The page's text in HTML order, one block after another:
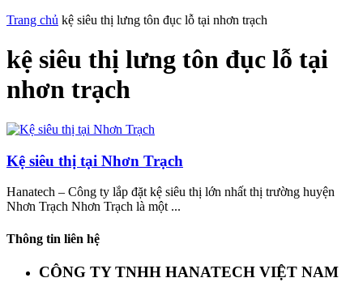
Trang chủ kệ siêu thị lưng tôn đục lỗ tại nhơn trạch
kệ siêu thị lưng tôn đục lỗ tại
nhơn trạch
Kệ siêu thị tại Nhơn Trạch
Hanatech – Công ty lắp đặt kệ siêu thị lớn nhất thị trường huyện
Nhơn Trạch Nhơn Trạch là một ...
Thông tin liên hệ
CÔNG TY TNHH HANATECH VIỆT NAM